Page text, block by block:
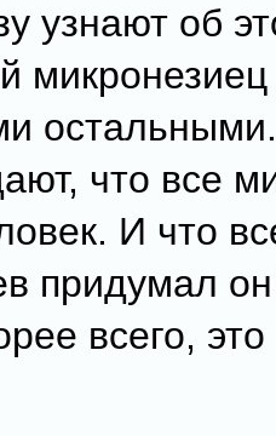
узнают об
микронезиец
что все
И что
придумал он
всего, это